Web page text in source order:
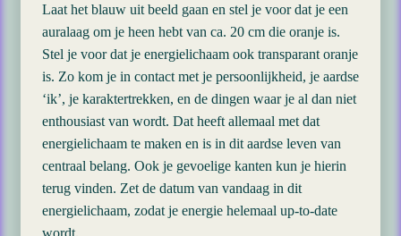
Laat het blauw uit beeld gaan en stel je voor dat je een
auralaag om je heen hebt van ca. 20 cm die oranje is.
Stel je voor dat je energielichaam ook transparant oranje
is. Zo kom je in contact met je persoonlijkheid, je aardse
‘ik’, je karaktertrekken, en de dingen waar je al dan niet
enthousiast van wordt. Dat heeft allemaal met dat
energielichaam te maken en is in dit aardse leven van
centraal belang. Ook je gevoelige kanten kun je hierin
terug vinden. Zet de datum van vandaag in dit
energielichaam, zodat je energie helemaal up-to-date
wordt.